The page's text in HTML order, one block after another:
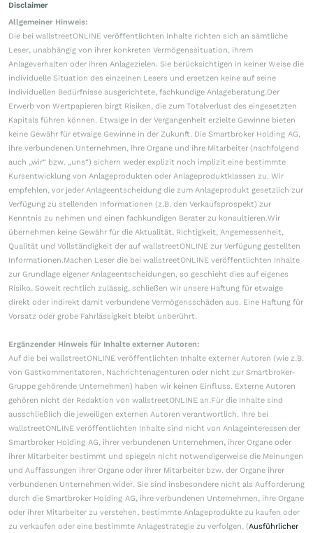
Disclaimer
Allgemeiner Hinweis:
Die bei wallstreetONLINE veröffentlichten Inhalte richten sich an sämtliche
Leser, unabhängig von ihrer konkreten Vermögenssituation, ihrem
Anlageverhalten oder ihren Anlagezielen. Sie berücksichtigen in keiner Weise die
individuelle Situation des einzelnen Lesers und ersetzen keine auf seine
individuellen Bedürfnisse ausgerichtete, fachkundige Anlageberatung.Der
Erwerb von Wertpapieren birgt Risiken, die zum Totalverlust des eingesetzten
Kapitals führen können. Etwaige in der Vergangenheit erzielte Gewinne bieten
keine Gewähr für etwaige Gewinne in der Zukunft. Die Smartbroker Holding AG,
ihre verbundenen Unternehmen, ihre Organe und ihre Mitarbeiter (nachfolgend
auch „wir“ bzw. „uns“) sichern weder explizit noch implizit eine bestimmte
Kursentwicklung von Anlageprodukten oder Anlageproduktklassen zu. Wir
empfehlen, vor jeder Anlageentscheidung die zum Anlageprodukt gesetzlich zur
Verfügung zu stellenden Informationen (z.B. den Verkaufsprospekt) zur
Kenntnis zu nehmen und einen fachkundigen Berater zu konsultieren.Wir
übernehmen keine Gewähr für die Aktualität, Richtigkeit, Angemessenheit,
Qualität und Vollständigkeit der auf wallstreetONLINE zur Verfügung gestellten
Informationen.Machen Leser die bei wallstreetONLINE veröffentlichten Inhalte
zur Grundlage eigener Anlageentscheidungen, so geschieht dies auf eigenes
Risiko. Soweit rechtlich zulässig, schließen wir unsere Haftung für etwaige
direkt oder indirekt damit verbundene Vermögensschäden aus. Eine Haftung für
Vorsatz oder grobe Fahrlässigkeit bleibt unberührt.
Ergänzender Hinweis für Inhalte externer Autoren:
Auf die bei wallstreetONLINE veröffentlichten Inhalte externer Autoren (wie z.B.
von Gastkommentatoren, Nachrichtenagenturen oder nicht zur Smartbroker-
Gruppe gehörende Unternehmen) haben wir keinen Einfluss. Externe Autoren
gehören nicht der Redaktion von wallstreetONLINE an.Für die Inhalte sind
ausschließlich die jeweiligen externen Autoren verantwortlich. Ihre bei
wallstreetONLINE veröffentlichten Inhalte sind nicht von Anlageinteressen der
Smartbroker Holding AG, ihrer verbundenen Unternehmen, ihrer Organe oder
ihrer Mitarbeiter bestimmt und spiegeln nicht notwendigerweise die Meinungen
und Auffassungen ihrer Organe oder ihrer Mitarbeiter bzw. der Organe ihrer
verbundenen Unternehmen wider. Sie sind insbesondere nicht als Aufforderung
durch die Smartbroker Holding AG, ihre verbundenen Unternehmen, ihre Organe
oder ihrer Mitarbeiter zu verstehen, bestimmte Anlageprodukte zu kaufen oder
zu verkaufen oder eine bestimmte Anlagestrategie zu verfolgen. (Ausführlicher